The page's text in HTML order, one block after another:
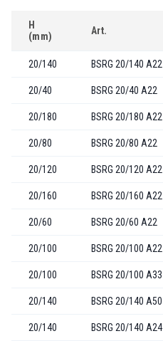
H
(mm)
Art.
20/140 BSRG 20/140 A22
20/40 BSRG 20/40 A22
20/180 BSRG 20/180 A22
20/80 BSRG 20/80 A22
20/120 BSRG 20/120 A22
20/160 BSRG 20/160 A22
20/60 BSRG 20/60 A22
20/100 BSRG 20/100 A22
20/100 BSRG 20/100 A33
20/140 BSRG 20/140 A50
20/140 BSRG 20/140 A24